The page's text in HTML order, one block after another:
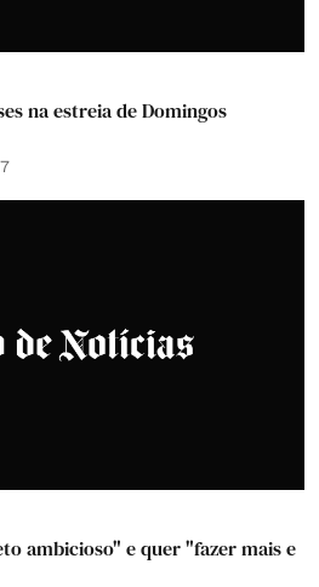
na estreia de Domingos
ambicioso" e quer "fazer mais e